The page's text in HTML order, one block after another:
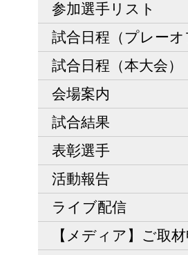
参加選手リスト
試合日程（プレーオ
試合日程（本大会）
会場案内
試合結果
表彰選手
活動報告
ライブ配信
【メディア】ご取